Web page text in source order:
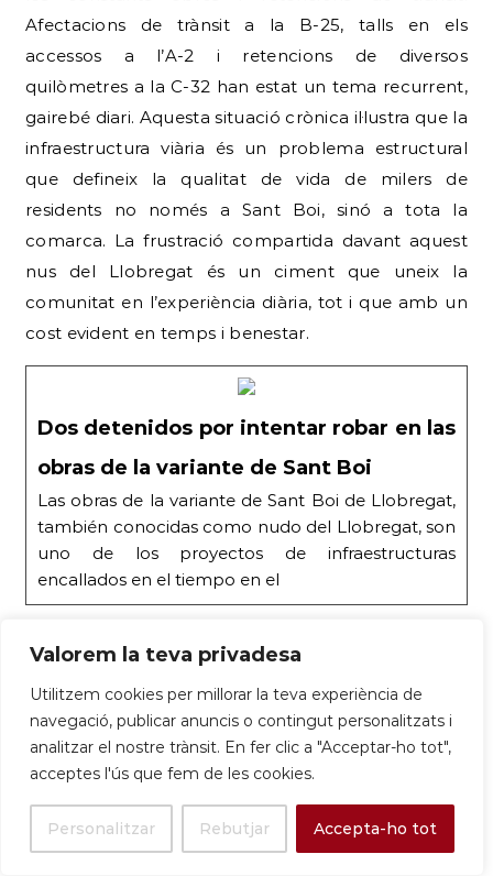
Valorem la teva privadesa
Utilitzem cookies per millorar la teva experiència de
navegació, publicar anuncis o contingut personalitzats i
analitzar el nostre trànsit. En fer clic a "Acceptar-ho tot",
acceptes l'ús que fem de les cookies.
Personalitzar Rebutjar Accepta-ho tot
Afectacions de trànsit a la B-25, talls en els
accessos a l’A-2 i retencions de diversos
quilòmetres a la C-32 han estat un tema recurrent,
gairebé diari. Aquesta situació crònica il·lustra que la
infraestructura viària és un problema estructural
que defineix la qualitat de vida de milers de
residents no només a Sant Boi, sinó a tota la
comarca. La frustració compartida davant aquest
nus del Llobregat és un ciment que uneix la
comunitat en l’experiència diària, tot i que amb un
cost evident en temps i benestar.
Dos detenidos por intentar robar en las
obras de la variante de Sant Boi
Las obras de la variante de Sant Boi de Llobregat,
también conocidas como nudo del Llobregat, son
uno de los proyectos de infraestructuras
encallados en el tiempo en el
Dos
detenidos
por
intentar
robar en
las obras
de la
variante
de Sant
Les obres de la
variant de Sant
Boi de Llobregat,
també
conegudes com
dels projectes
La